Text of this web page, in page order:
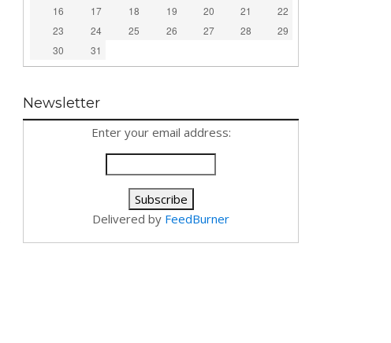
16
17 18 19 20 21
22
23
24 25 26 27 28
29
30
31
Newsletter
Enter your email address:
Delivered by FeedBurner